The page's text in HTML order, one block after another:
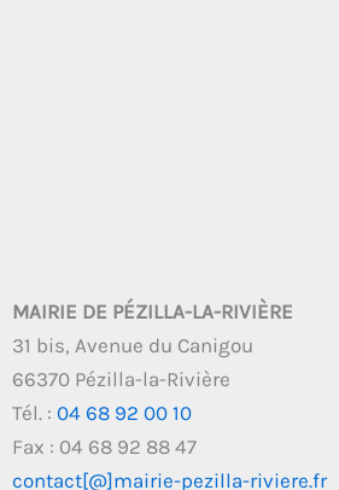
MAIRIE DE PÉZILLA-LA-RIVIÈRE
31 bis, Avenue du Canigou
66370 Pézilla-la-Rivière
Tél. : 04 68 92 00 10
Fax : 04 68 92 88 47
contact[@]mairie-pezilla-riviere.fr